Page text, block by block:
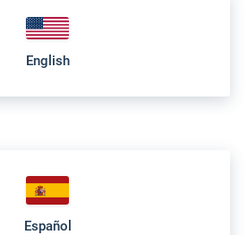
English
Español